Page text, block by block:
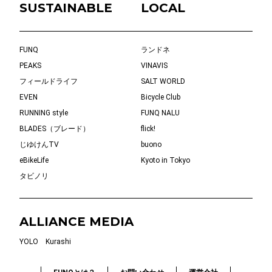
SUSTAINABLE
LOCAL
FUNQ
ランドネ
PEAKS
VINAVIS
フィールドライフ
SALT WORLD
EVEN
Bicycle Club
RUNNING style
FUNQ NALU
BLADES（ブレード）
flick!
じゆけんTV
buono
eBikeLife
Kyoto in Tokyo
タビノリ
ALLIANCE MEDIA
YOLO Kurashi